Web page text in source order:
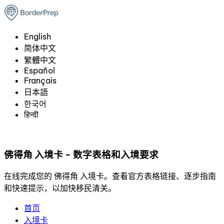
English
简体中文
繁體中文
Español
Français
日本語
한국어
हिन्दी
佛得角 入境卡 - 数字表格和入境要求
在线完成您的 佛得角 入境卡。查看官方表格链接、逐步指南
和快速提示，以加快移民清关。
首页
入境卡